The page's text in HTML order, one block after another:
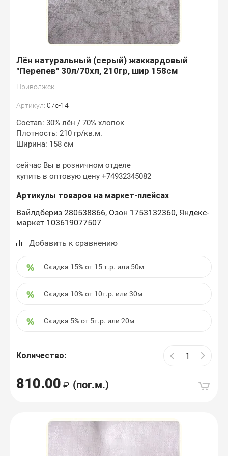
Лён натуральный (серый) жаккардовый
"Перепев" 30л/70хл, 210гр, шир 158см
Приволжск
Артикул: 07с-14
Состав: 30% лён / 70% хлопок
Плотность: 210 гр/кв.м.
Ширина: 158 см
сейчас Вы в розничном отделе
купить в оптовую цену +74932345082
Артикулы товаров на маркет-плейсах
Вайлдбериз 280538866, Озон 1753132360, Яндекс-
маркет 103619077507
Добавить к сравнению
Скидка 15% от 15 т.р. или 50м
Скидка 10% от 10т.р. или 30м
Скидка 5% от 5т.р. или 20м
Количество:
810.00 (пог.м.)